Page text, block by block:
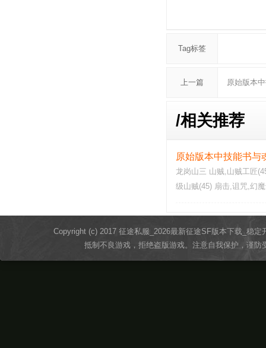
Tag标签
上一篇 原始版本
/相关推荐
原始版本中技能书
龙岗山三 山贼,山贼工匠
级山贼(45) 扇击,诅咒,幻
Copyright (c) 2017 征途私服_2026最新征途SF版本下载_稳
抵制不良游戏，拒绝盗版游戏。注意自我保护，谨